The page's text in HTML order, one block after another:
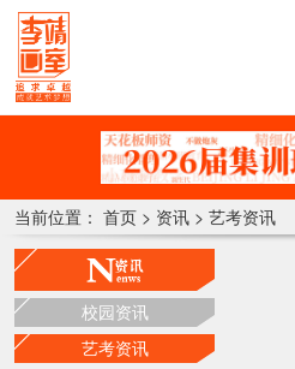
当前位置： 首页 > 资讯 > 艺考资讯
校园资讯
艺考资讯